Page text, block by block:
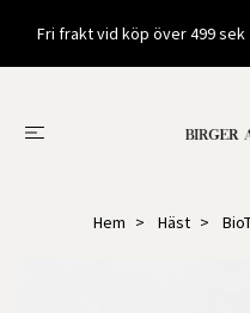
Fri frakt vid köp över 499 sek
Hem Häst